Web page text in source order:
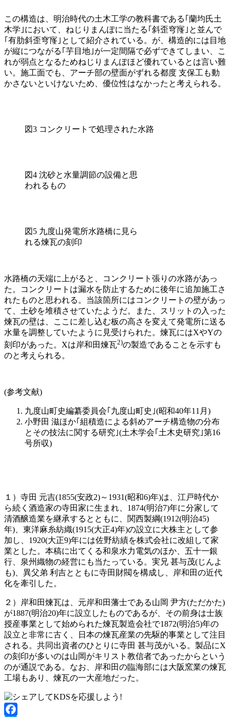
この構造は、明治時代の土木工学の教科書である｢蘭均氏土
木学｣において、ねじりまんぽに当たる｢斜歪穹㝫｣と並んで
｢有肋斜歪穹㝫｣として紹介されている。が、構造的には目地
が縦につながる｢芋目地｣が一定間隔で必ずできてしまい、こ
れが弱点となるためねじりまんぽほど優れているとは言い難
い。施工面でも、アーチ部の壁面がずれる都度 支保工も動
かさないといけないため、優位性はなかったと考えられる。
図3 コンクリートで処理された水路
図4 沈砂と水量調節の設備と思
われるもの
図5 九度山発電所水路橋に見ら
れる煉瓦の刻印
水路橋の天端に上がると、コンクリート張りの水路があっ
た。コンクリートは漏水を防止するために後年に追加施工さ
れたものと思われる。当該箇所にはコンクリートの壁があっ
て、土砂を堆積させていたようだ。また、スリットの入った
煉瓦の壁は、ここに差し込む板の高さを変えて発電所に送る
水量を調整していたように見受けられた。煉瓦にはXやYの
刻印があった。Xは岸和田煉瓦2)の製造であることを示すも
のと考えられる。
(参考文献)
九度山町史編纂委員会｢九度山町史｣(昭和40年11月)
小野田 滋ほか｢組積造による斜めアーチ構造物の分布
とその技法に関する研究｣(土木学会｢土木史研究｣第16
号所収)
１）寺田 元吉(1855(安政2)～1931(昭和6)年)は、江戸時代か
ら続く酒造家の寺田家に生まれ、1874(明治7)年に分家して
清酒醸造業を継承するとともに、関西製綱(1912(明治45)
年)、東洋麻糸紡織(1915(大正4)年)の設立に大株主として参
加し、1920(大正9)年には佐野紡績を株式会社に改組して家
業とした。本稿に出てくる和泉水力電気のほか、五十一銀
行、泉州織物の経営にも当たっている。実兄 甚与茂(じんよ
も)、異父弟 利吉とともに寺田財閥を構成し、岸和田の近代
化を牽引した。
２）岸和田煉瓦は、元岸和田藩士である山岡 尹方(ただかた)
が1887(明治20)年に設立したものであるが、その前身は士族
授産事業として始められた煉瓦製造会社で1872(明治5)年の
設立と非常に古く、日本の煉瓦産業の先駆的事業として注目
される。共同出資者のひとりに寺田 甚与茂がいる。製品にX
の刻印が多いのは山岡がキリスト教信者であったからという
のが通説である。なお、岸和田の臨海部には大阪窯業の煉瓦
工場もあり、煉瓦の一大産地だった。